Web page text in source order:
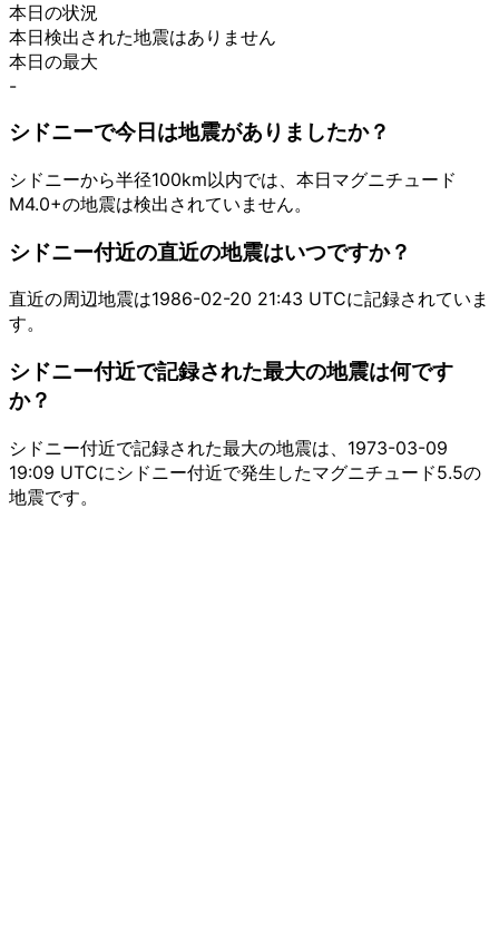
本日の状況
本日検出された地震はありません
本日の最大
-
シドニーで今日は地震がありましたか？
シドニーから半径100km以内では、本日マグニチュード
M4.0+の地震は検出されていません。
シドニー付近の直近の地震はいつですか？
直近の周辺地震は1986-02-20 21:43 UTCに記録されていま
す。
シドニー付近で記録された最大の地震は何です
か？
シドニー付近で記録された最大の地震は、1973-03-09
19:09 UTCにシドニー付近で発生したマグニチュード5.5の
地震です。